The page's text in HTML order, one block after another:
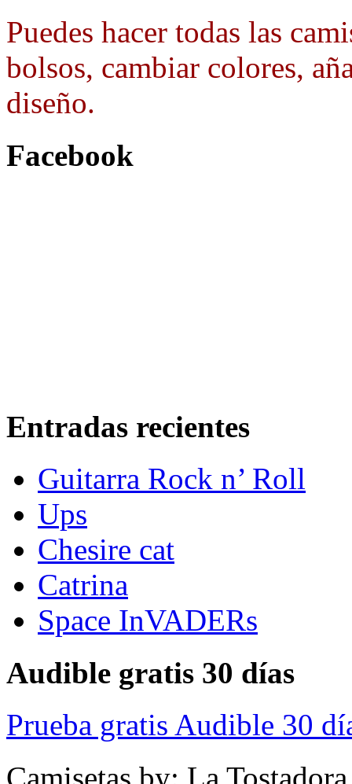
Puedes hacer todas las
bolsos, cambiar colores,
diseño.
Facebook
Entradas recientes
Guitarra Rock n’ Roll
Ups
Chesire cat
Catrina
Space InVADERs
Audible gratis 30 días
Prueba gratis Audible 30